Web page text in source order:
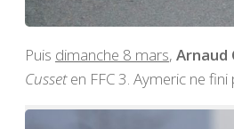
Puis dimanche 8 mars, Arnaud
Cusseten FFC 3. Aymeric ne fini